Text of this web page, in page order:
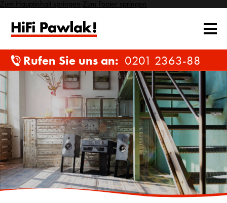
Zum Hauptinhalt springen Zum Footer springen
Rufen Sie uns an: 0201 2363-88